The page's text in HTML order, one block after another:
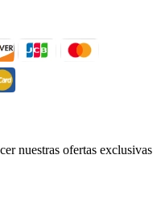
nuestras ofertas exclusivas